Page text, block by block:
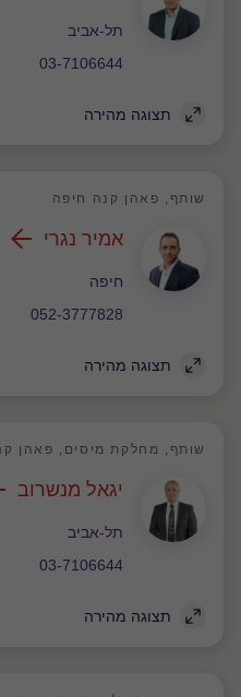
תל-אביב
משרד
03-7106644
תצוגה מהירה
שותף, פאהן קנה חיפה
אמיר נגרי
חיפה
משרד
052-3777828
תצוגה מהירה
שותף, מחלקת מיסים, פאהן
יגאל מנשרוב
תל-אביב
משרד
03-7106644
תצוגה מהירה